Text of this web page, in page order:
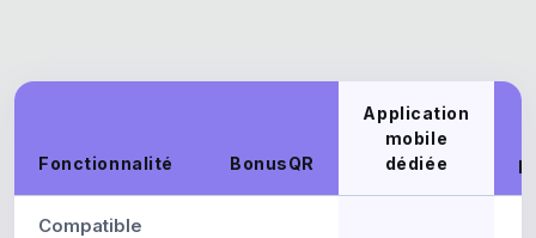
Fonctionnalité BonusQR
Application
mobile
dédiée
Compatible